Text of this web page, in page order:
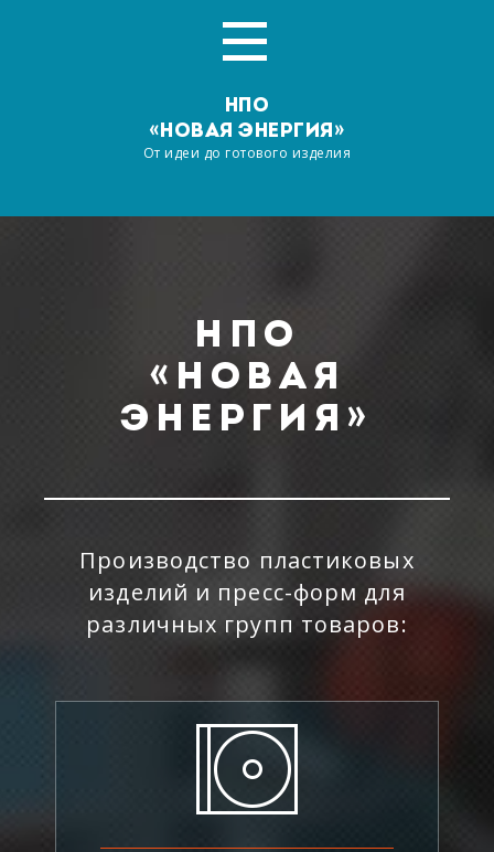
НПО
«НОВАЯ ЭНЕРГИЯ»
От идеи до готового изделия
Услуги
Производство
Заказать продукцию
8 (495) 369-90-62
НПО
«НОВАЯ
ЭНЕРГИЯ»
Производство пластиковых
изделий и пресс-форм для
различных групп товаров: